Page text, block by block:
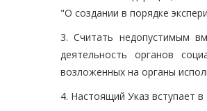
"О создании в порядке
3. Считать недопустимым
деятельность органов
возложенных на органы
4. Настоящий Указ вступает